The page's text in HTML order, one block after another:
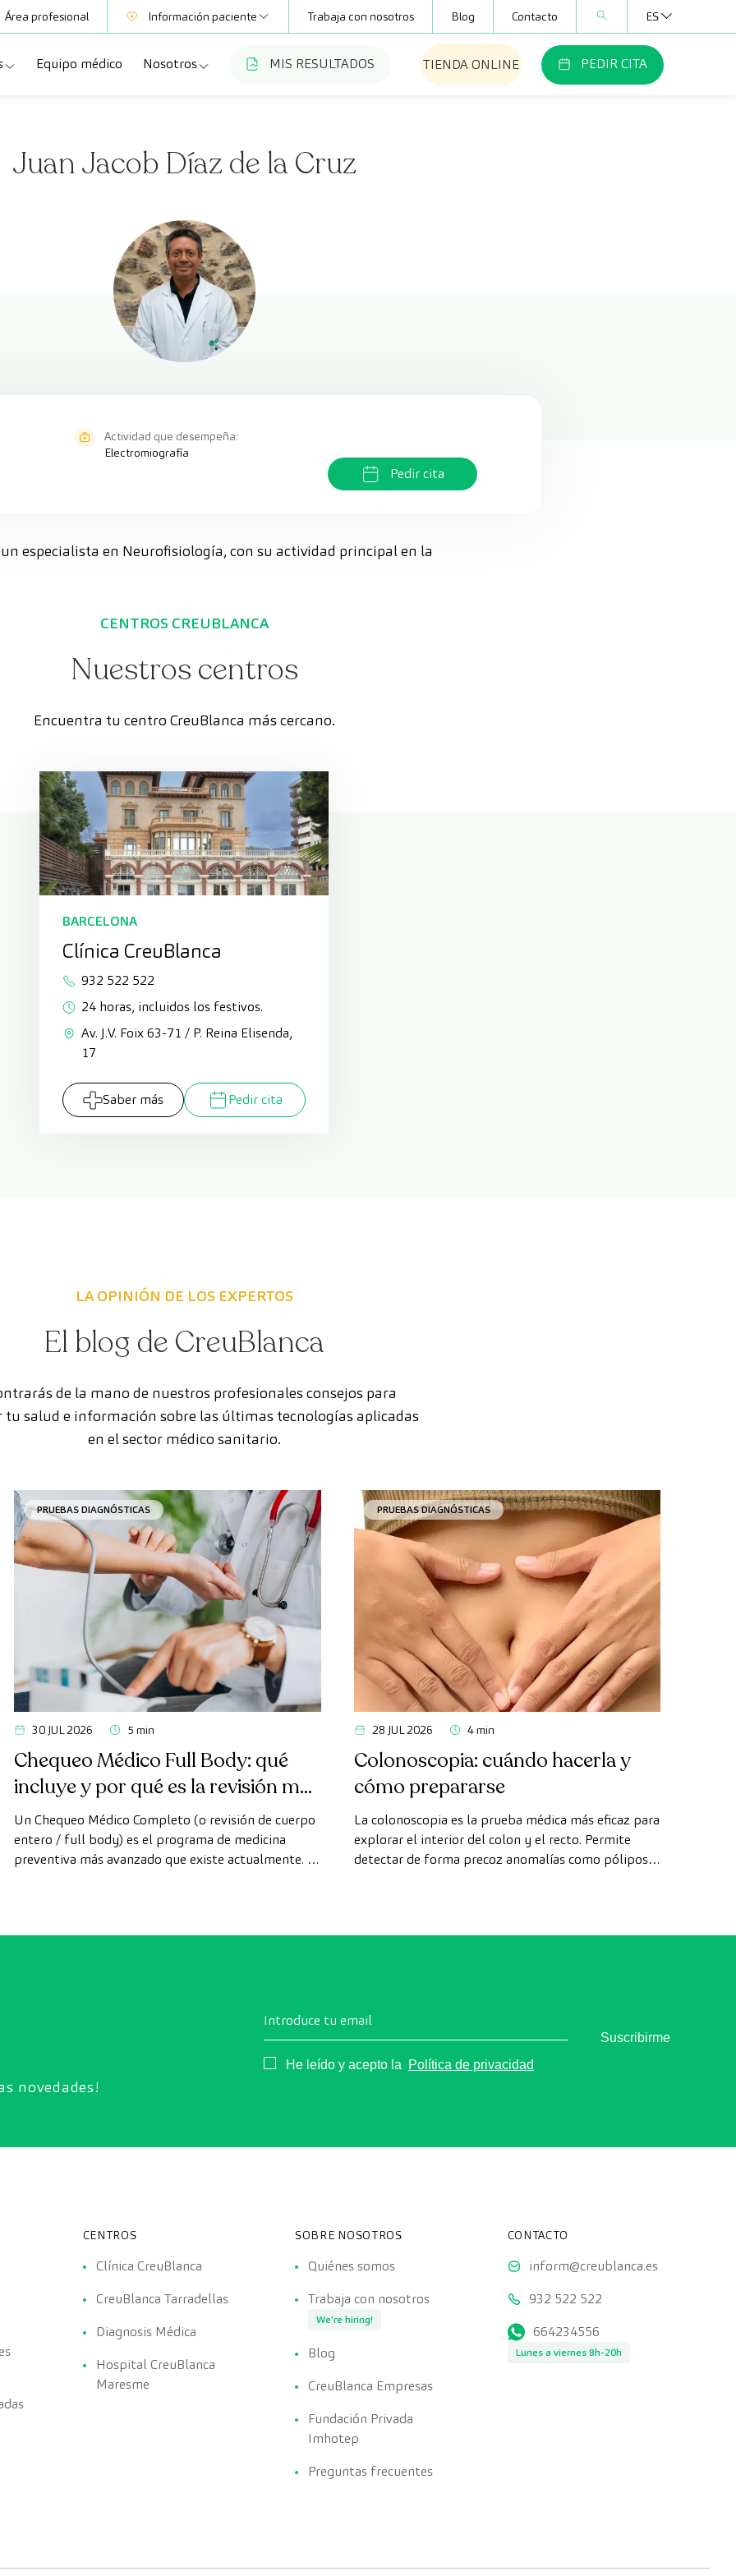
Área profesional Información paciente
Mutuas
Club CreuBlanca
Trabaja con nosotros Blog Contacto ES
diagnósticas
Equipo médico Nosotros
Trabaja con nosotros
CreuBlanca Empresas
Fundación Privada Imhotep
Preguntas frecuentes
MIS RESULTADOS TIENDA ONLINE PEDIR CITA
Juan Jacob Díaz de la Cruz
Actividad que desempeña:
Electromiografía
Pedir cita
un especialista en Neurofisiología, con su actividad principal en la
CENTROS CREUBLANCA
Nuestros centros
Encuentra tu centro CreuBlanca más cercano.
BARCELONA
Clínica CreuBlanca
932 522 522
24 horas, incluidos los festivos.
Av. J.V. Foix 63-71 / P. Reina Elisenda,
17
Saber más Pedir cita
LA OPINIÓN DE LOS EXPERTOS
El blog de CreuBlanca
de la mano de nuestros profesionales consejos para
tu salud e información sobre las últimas tecnologías aplicadas
en el sector médico sanitario.
PRUEBAS DIAGNÓSTICAS
30 JUL 2026 5 min
Chequeo Médico Full Body: qué
incluye y por qué es la revisión más
avanzada
Un Chequeo Médico Completo (o revisión de cuerpo
entero / full body) es el programa de medicina
preventiva más avanzado que existe actualmente. A
exhaustiva el estado de los órganos vitales, el
PRUEBAS DIAGNÓSTICAS
28 JUL 2026 4 min
Colonoscopia: cuándo hacerla y
cómo prepararse
La colonoscopia es la prueba médica más eficaz para
explorar el interior del colon y el recto. Permite
detectar de forma precoz anomalías como pólipos,
novedades!
Introduce tu email
Consentimiento
He leído y acepto la Política de privacidad
Suscribirme
CENTROS
Clínica CreuBlanca
CreuBlanca Tarradellas
Diagnosis Médica
Hospital CreuBlanca
Maresme
SOBRE NOSOTROS
Quiénes somos
Trabaja con nosotros
We're hiring!
Blog
CreuBlanca Empresas
Fundación Privada
Imhotep
Preguntas frecuentes
CONTACTO
inform@creublanca.es
932 522 522
664234556
Lunes a viernes 8h-20h